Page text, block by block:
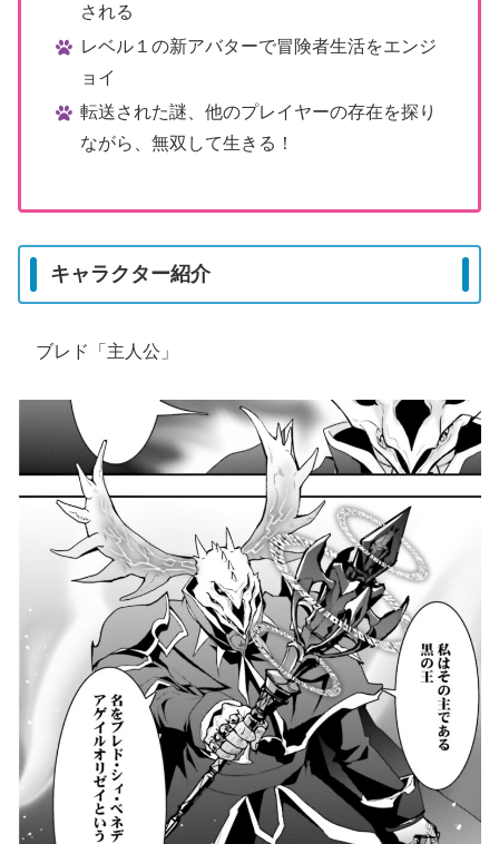
される
レベル１の新アバターで冒険者生活をエンジ
ョイ
転送された謎、他のプレイヤーの存在を探り
ながら、無双して生きる！
キャラクター紹介
ブレド「主人公」